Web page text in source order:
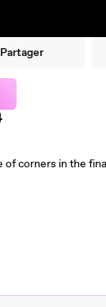
Partager
corners in the